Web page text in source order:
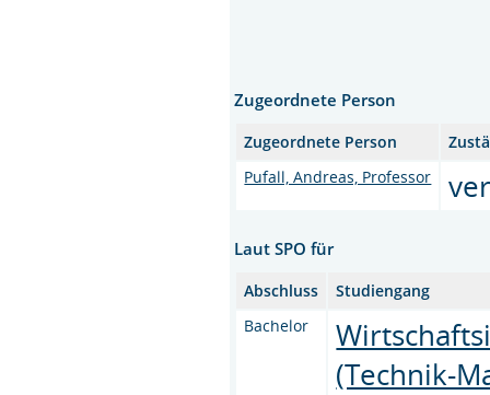
Zugeordnete Person
Zugeordnete Person
Pufall, Andreas, Professor
Laut SPO für
Abschluss
Studiengang
Bachelor
(Technik-